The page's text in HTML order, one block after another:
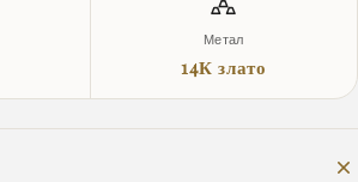
Метал
14К злато